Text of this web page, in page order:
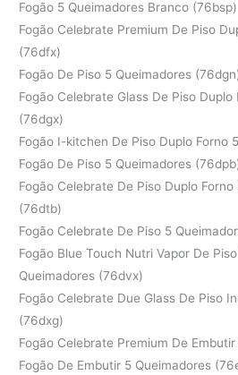
Fogão 5 Queimadores Branco (76bsp)
Fogão Celebrate Premium De Piso
(76dfx)
Fogão De Piso 5 Queimadores
Fogão Celebrate Glass De Piso
(76dgx)
Fogão I-kitchen De Piso Duplo Forno
Fogão De Piso 5 Queimadores
Fogão Celebrate De Piso Duplo
(76dtb)
Fogão Celebrate De Piso 5
Fogão Blue Touch Nutri Vapor De
Queimadores (76dvx)
Fogão Celebrate Due Glass De Piso
(76dxg)
Fogão Celebrate Premium De
Fogão De Embutir 5 Queimadores